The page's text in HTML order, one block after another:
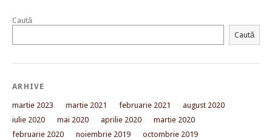
Caută
Caută
ARHIVE
martie 2023 martie 2021 februarie 2021
august 2020
iulie 2020
mai 2020 aprilie 2020
martie 2020
februarie 2020
noiembrie 2019
octombrie 2019